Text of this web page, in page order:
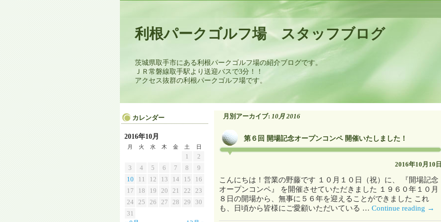
利根パークゴルフ場 スタッフブログ
茨城県取手市にある利根パークゴルフ場の紹介ブログです。
ＪＲ常磐線取手駅より送迎バスで3分！！
アクセス抜群の利根パークゴルフ場です。
月別アーカイブ: 10月 2016
第６回 開場記念オープンコンペ 開催いたしました！
2016年10月10日
こんにちは！営業の野藤です １０月１０日（祝）に、 『開場記念
オープンコンペ』 を開催させていただきました １９６０年１０月
８日の開場から、無事に５６年を迎えることができました これ
も、日頃から皆様にご愛顧いただいている … Continue reading →
カレンダー
2016年10月
月 火 水 木 金 土 日
1
2
3
4 5 6 7 8
9
10
11 12 13 14 15
16
17
18 19 20 21 22
23
24
25 26 27 28 29
30
31